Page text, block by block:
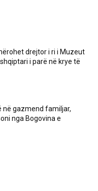
drejtor i ri i Muzeut
i parë në krye të
në gazmend familjar,
nga Bogovina e